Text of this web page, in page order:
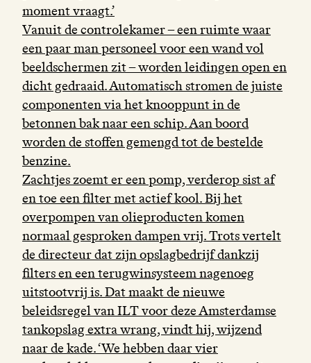
moment vraagt.’
Vanuit de controlekamer – een ruimte waar
een paar man personeel voor een wand vol
beeldschermen zit – worden leidingen open en
dicht gedraaid. Automatisch stromen de juiste
componenten via het knooppunt in de
betonnen bak naar een schip. Aan boord
worden de stoffen gemengd tot de bestelde
benzine.
Zachtjes zoemt er een pomp, verderop sist af
en toe een filter met actief kool. Bij het
overpompen van olieproducten komen
normaal gesproken dampen vrij. Trots vertelt
de directeur dat zijn opslagbedrijf dankzij
filters en een terugwinsysteem nagenoeg
uitstootvrij is. Dat maakt de nieuwe
beleidsregel van ILT voor deze Amsterdamse
tankopslag extra wrang, vindt hij, wijzend
naar de kade. ‘We hebben daar vier